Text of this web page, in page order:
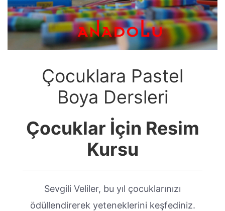
Çocuklara Pastel
Boya Dersleri
Çocuklar İçin Resim
Kursu
Sevgili Veliler, bu yıl çocuklarınızı
ödüllendirerek yeteneklerini keşfediniz.